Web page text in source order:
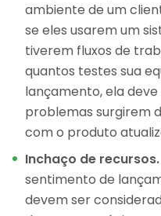
ambiente de um
se eles usarem um
tiverem fluxos de
quantos testes sua
lançamento, ela
problemas surgirem
com o produto
Inchaço de recursos.
sentimento de
devem ser